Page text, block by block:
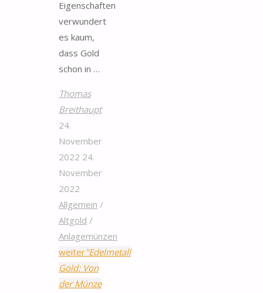
Eigenschaften
verwundert
es kaum,
dass Gold
schon in …
Thomas
Breithaupt
24.
November
2022 24.
November
2022
Allgemein /
Altgold /
Anlagemünzen
weiter"Edelmetall
Gold: Von
der Münze